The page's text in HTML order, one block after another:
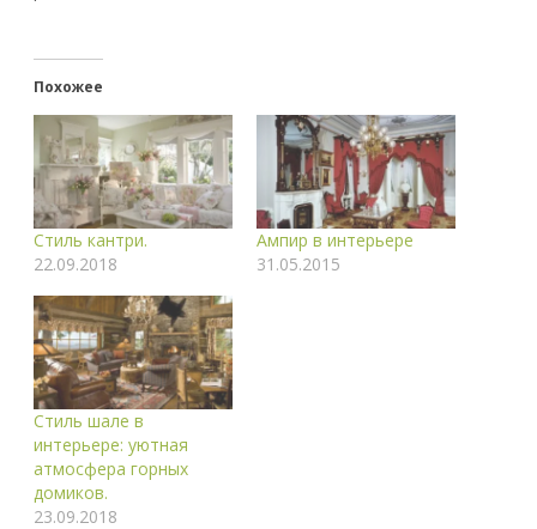
Похожее
Стиль кантри.
22.09.2018
Ампир в интерьере
31.05.2015
Стиль шале в
интерьере: уютная
атмосфера горных
домиков.
23.09.2018